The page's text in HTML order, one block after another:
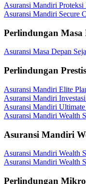
Asuransi Mandiri
Asuransi Mandiri Secure
Perlindungan Masa
Asuransi Masa Depan
Perlindungan
Asuransi Mandiri Elite
Asuransi Mandiri Investasi
Asuransi Mandiri
Asuransi Mandiri Wealth
Asuransi Mandiri
Asuransi Mandiri Wealth
Asuransi Mandiri Wealth
Perlindungan Mikro